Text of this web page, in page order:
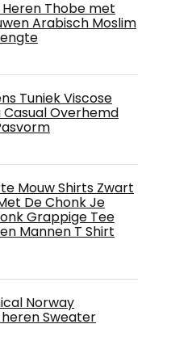
Thobe met
Arabisch Moslim
Tuniek Viscose
Overhemd
Mouw Shirts Zwart
De Chonk Je
Grappige Tee
Mannen T Shirt
Norway
Sweater